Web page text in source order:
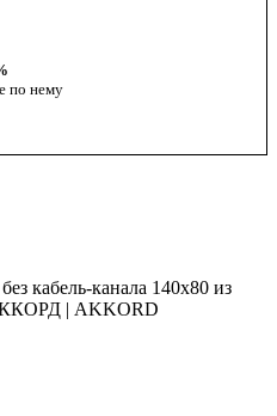
по нему
кабель-канала 140х80 из
| AKKORD